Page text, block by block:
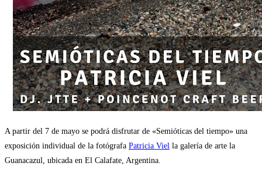
A partir del 7 de mayo se podrá disfrutar de «Semióticas del tiempo» una
exposición individual de la fotógrafa Patricia Viel la galería de arte la
Guanacazul, ubicada en El Calafate, Argentina.